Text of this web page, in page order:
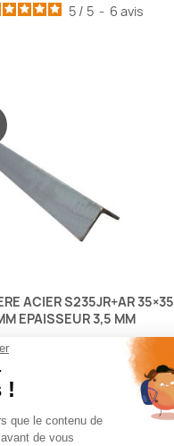
!
que le contenu de
de vous
5 / 5 - 6 avis
ACIER S235JR+AR 35×35
EPAISSEUR 3,5 MM
avis